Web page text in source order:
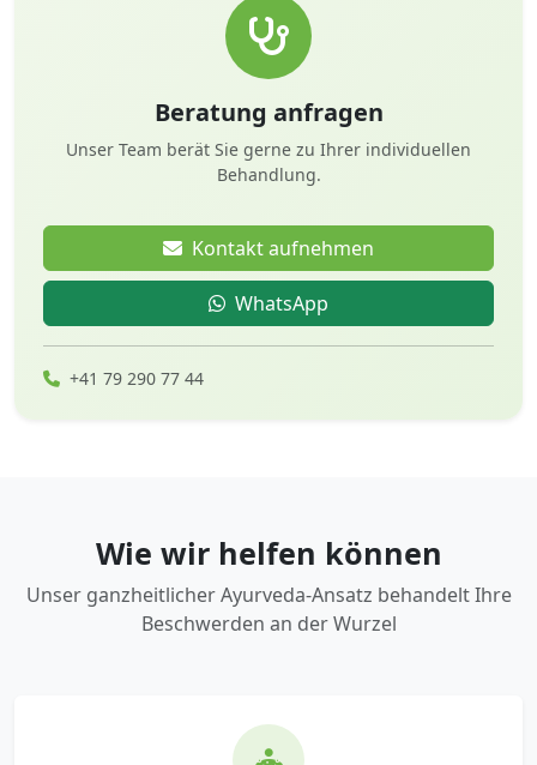
Beratung anfragen
Unser Team berät Sie gerne zu Ihrer individuellen
Behandlung.
Kontakt aufnehmen
WhatsApp
+41 79 290 77 44
Wie wir helfen können
Unser ganzheitlicher Ayurveda-Ansatz behandelt Ihre
Beschwerden an der Wurzel